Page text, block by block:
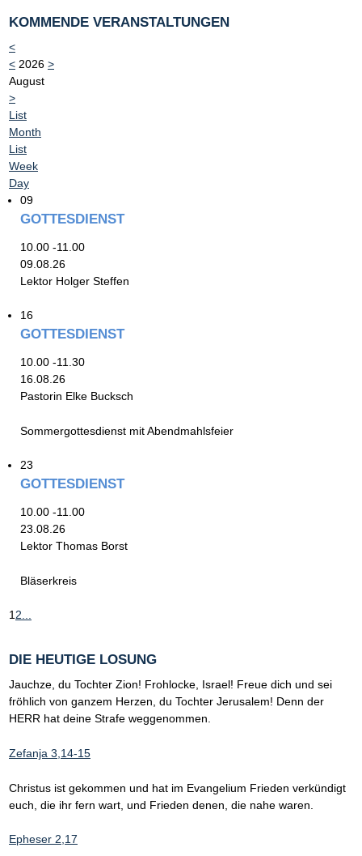
KOMMENDE VERANSTALTUNGEN
<
< 2026 >
August
>
List
Month
List
Week
Day
09
GOTTESDIENST
10.00 -11.00
09.08.26
Lektor Holger Steffen
16
GOTTESDIENST
10.00 -11.30
16.08.26
Pastorin Elke Bucksch
Sommergottesdienst mit Abendmahlsfeier
23
GOTTESDIENST
10.00 -11.00
23.08.26
Lektor Thomas Borst
Bläserkreis
12...
DIE HEUTIGE LOSUNG
Jauchze, du Tochter Zion! Frohlocke, Israel! Freue dich und sei
fröhlich von ganzem Herzen, du Tochter Jerusalem! Denn der
HERR hat deine Strafe weggenommen.
Zefanja 3,14-15
Christus ist gekommen und hat im Evangelium Frieden verkündigt
euch, die ihr fern wart, und Frieden denen, die nahe waren.
Epheser 2,17